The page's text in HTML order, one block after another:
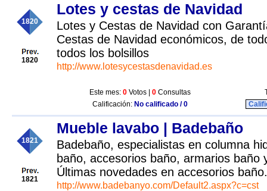
1820
1820
Lotes y cestas de Navidad
Lotes y Cestas de Navidad con
Cestas de Navidad económicos, de
todos los bolsillos
http://www.lotesycestasdenavidad.es
Este mes: 0 Votos | 0 Consultas
Calificación: No calificado / 0
1821
1821
Mueble lavabo | Badebaño
Badebaño, especialistas en columna
baño, accesorios baño, armarios baño
Últimas novedades en accesorios baño.
http://www.badebanyo.com/Default2.aspx?c=cst